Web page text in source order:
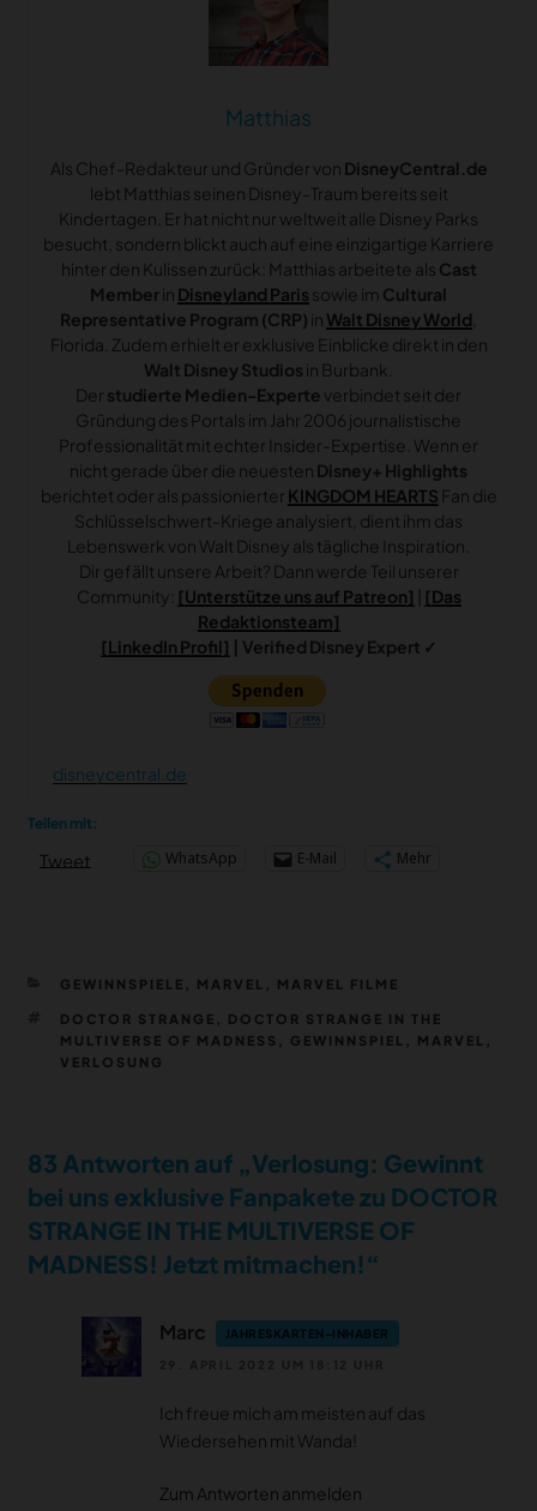
Matthias
Als Chef-Redakteur und Gründer von DisneyCentral.de
lebt Matthias seinen Disney-Traum bereits seit
Kindertagen. Er hat nicht nur weltweit alle Disney Parks
besucht, sondern blickt auch auf eine einzigartige Karriere
hinter den Kulissen zurück: Matthias arbeitete als Cast
Memberin Disneyland Paris sowie im Cultural
Representative Program (CRP) in Walt Disney World
Florida. Zudem erhielt er exklusive Einblicke direkt in den
Walt Disney Studios in Burbank.
Der studierte Medien-Experte verbindet seit der
Gründung des Portals im Jahr 2006 journalistische
Professionalität mit echter Insider-Expertise. Wenn er
nicht gerade über die neuesten Disney+ Highlights
berichtet oder als passionierter KINGDOM HEARTS Fan die
Schlüsselschwert-Kriege analysiert, dient ihm das
Lebenswerk von Walt Disney als tägliche Inspiration.
Dir gefällt unsere Arbeit? Dann werde Teil unserer
Community: [Unterstütze uns auf Patreon]
[Das
Redaktionsteam]
[LinkedIn Profil] | Verified Disney Expert ✓
disneycentral.de
Teilen mit:
Tweet WhatsApp E-Mail Mehr
KATEGORIEN
GEWINNSPIELE MARVEL MARVEL FILME
SCHLAGWÖRTER
DOCTOR STRANGE
DOCTOR STRANGE IN THE
MULTIVERSE OF MADNESS
GEWINNSPIEL MARVEL
VERLOSUNG
83 Antworten auf „Verlosung: Gewinnt
bei uns exklusive Fanpakete zu DOCTOR
STRANGE IN THE MULTIVERSE OF
MADNESS! Jetzt mitmachen!“
Marc JAHRESKARTEN-INHABER
Ich freue mich am meisten auf das
Wiedersehen mit Wanda!
Zum Antworten anmelden